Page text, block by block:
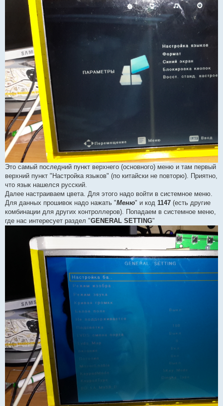
Это самый последний пункт верхнего (основного) меню и там первый
верхний пункт "Настройка языков" (по китайски не повторю). Приятно,
что язык нашелся русский.
Далее настраиваем цвета. Для этого надо войти в системное меню.
Для данных прошивок надо нажать "Меню" и код 1147 (есть другие
комбинации для других контроллеров). Попадаем в системное меню,
где нас интересует раздел "GENERAL SETTING"